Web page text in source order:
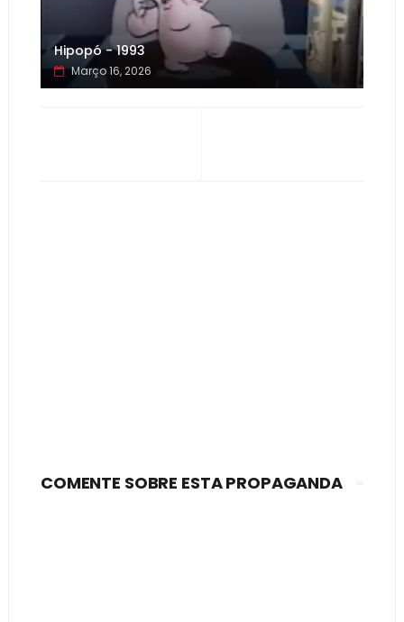
Hipopó - 1993
Março 16, 2026
COMENTE SOBRE ESTA PROPAGANDA